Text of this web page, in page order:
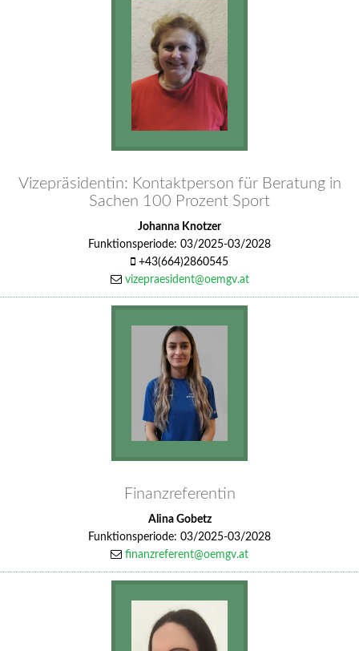
Vizepräsidentin: Kontaktperson für Beratung in
Sachen 100 Prozent Sport
Johanna Knotzer
Funktionsperiode: 03/2025-03/2028
+43(664)2860545
vizepraesident@oemgv.at
Finanzreferentin
Alina Gobetz
Funktionsperiode: 03/2025-03/2028
finanzreferent@oemgv.at